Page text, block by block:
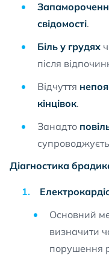
свідомості.
Біль у грудях
після
Відчуття
кінцівок.
Занадто
Діагностика
Основний
визначити
порушення